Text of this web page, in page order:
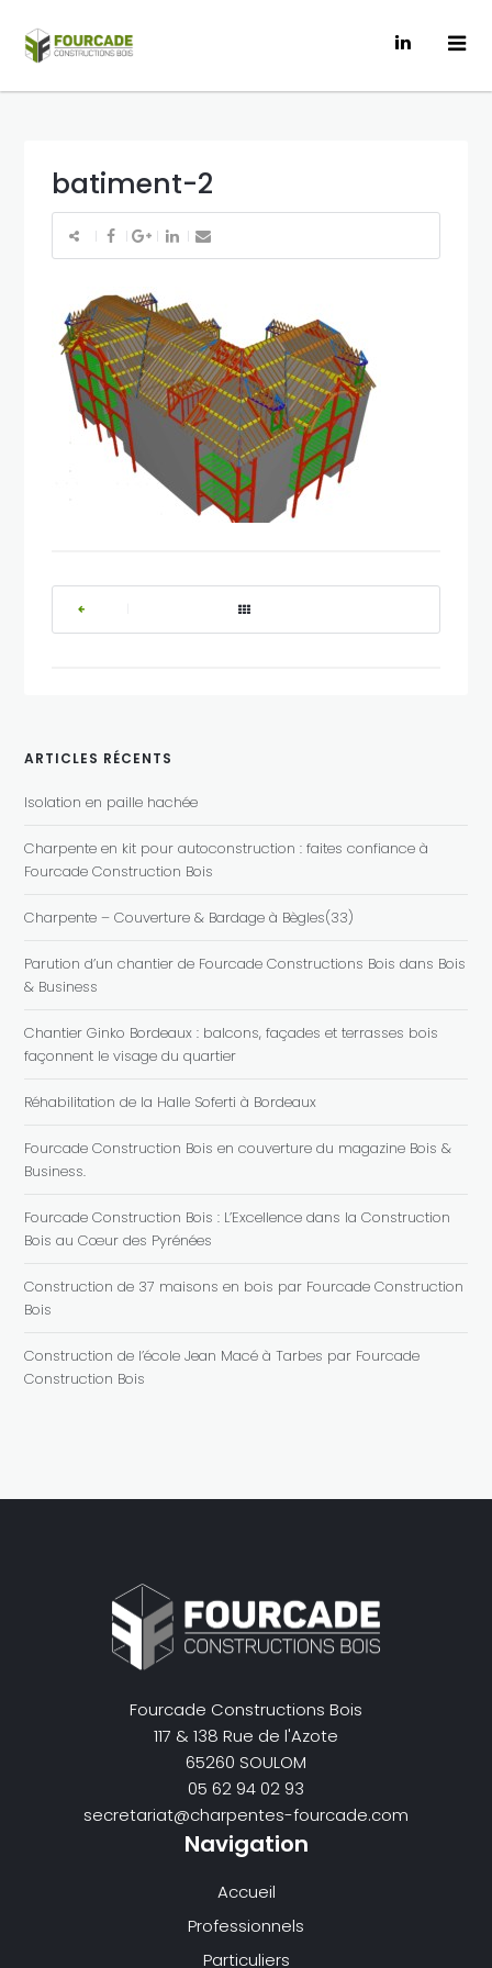
batiment-2
ARTICLES RÉCENTS
Isolation en paille hachée
Charpente en kit pour autoconstruction : faites confiance à
Fourcade Construction Bois
Charpente – Couverture & Bardage à Bègles(33)
Parution d’un chantier de Fourcade Constructions Bois dans Bois
& Business
Chantier Ginko Bordeaux : balcons, façades et terrasses bois
façonnent le visage du quartier
Réhabilitation de la Halle Soferti à Bordeaux
Fourcade Construction Bois en couverture du magazine Bois &
Business.
Fourcade Construction Bois : L’Excellence dans la Construction
Bois au Cœur des Pyrénées
Construction de 37 maisons en bois par Fourcade Construction
Bois
Construction de l’école Jean Macé à Tarbes par Fourcade
Construction Bois
Fourcade Constructions Bois
117 & 138 Rue de l'Azote
65260 SOULOM
05 62 94 02 93
secretariat@charpentes-fourcade.com
Navigation
Accueil
Professionnels
Particuliers